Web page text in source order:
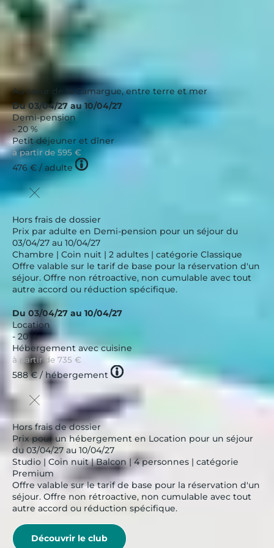
Nouveau
Au cœur de la Camargue, entre terre et mer
Du 03/04/27 au 10/04/27
Demi-pension
- 20 %
Petit déjeuner et dîner
à partir de 595 €
476 € / adulte Tooltip
icon
Hors frais de dossier
Prix par adulte en Demi-pension pour un séjour du
03/04/27 au 10/04/27
Chambre | Coin nuit | 2 adultes | catégorie Classique
Offre valable sur le tarif de base pour la réservation d'un
séjour. Offre non rétroactive, non cumulable avec tout
autre accord ou réduction spécifique.
Du 03/04/27 au 10/04/27
Location
- 20 %
Hébergement avec cuisine
à partir de 735 €
588 €/ hébergement Tooltip
icon
Hors frais de dossier
Prix pour un hébergement en Location pour un séjour
du 03/04/27 au 10/04/27
Studio | Coin nuit | Balcon | 4 personnes | catégorie
Premium
Offre valable sur le tarif de base pour la réservation d'un
séjour. Offre non rétroactive, non cumulable avec tout
autre accord ou réduction spécifique.
Découvrir le club